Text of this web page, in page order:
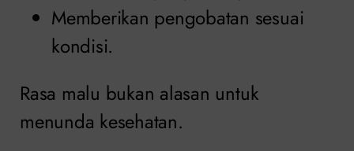
Memberikan pengobatan sesuai
kondisi.
Rasa malu bukan alasan untuk
menunda kesehatan.